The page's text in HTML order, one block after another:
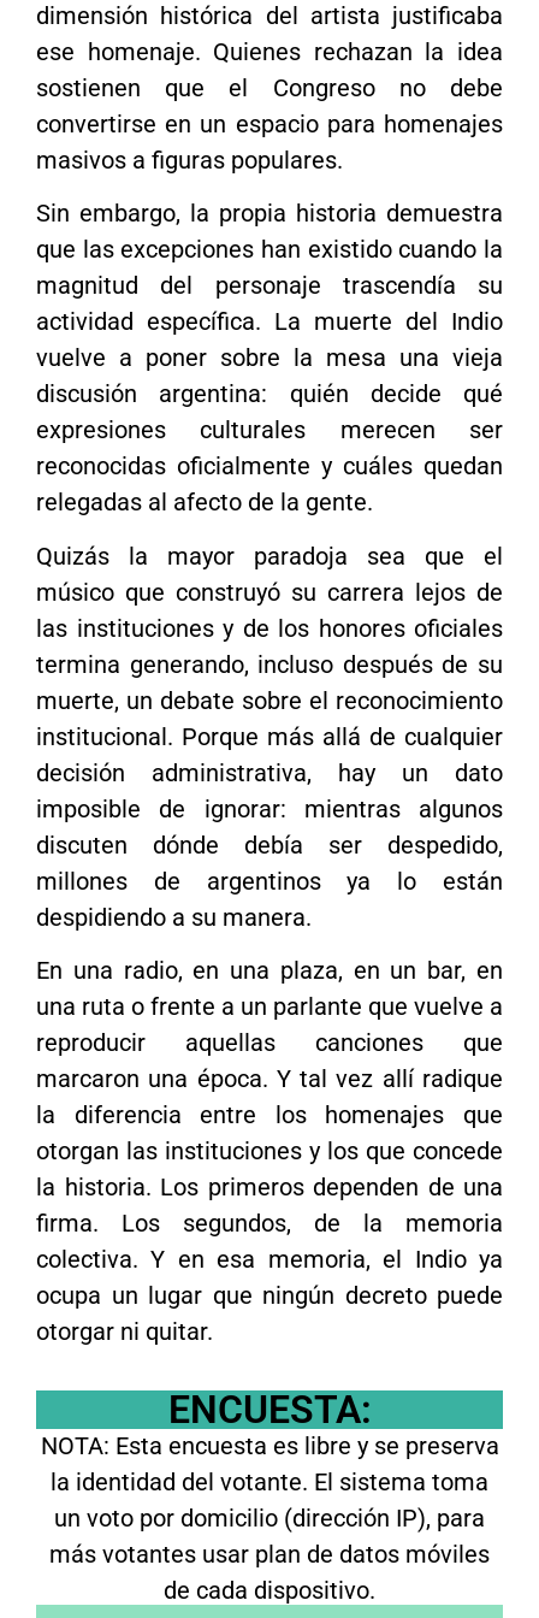
dimensión histórica del artista justificaba
ese homenaje. Quienes rechazan la idea
sostienen que el Congreso no debe
convertirse en un espacio para homenajes
masivos a figuras populares.
Sin embargo, la propia historia demuestra
que las excepciones han existido cuando la
magnitud del personaje trascendía su
actividad específica. La muerte del Indio
vuelve a poner sobre la mesa una vieja
discusión argentina: quién decide qué
expresiones culturales merecen ser
reconocidas oficialmente y cuáles quedan
relegadas al afecto de la gente.
Quizás la mayor paradoja sea que el
músico que construyó su carrera lejos de
las instituciones y de los honores oficiales
termina generando, incluso después de su
muerte, un debate sobre el reconocimiento
institucional. Porque más allá de cualquier
decisión administrativa, hay un dato
imposible de ignorar: mientras algunos
discuten dónde debía ser despedido,
millones de argentinos ya lo están
despidiendo a su manera.
En una radio, en una plaza, en un bar, en
una ruta o frente a un parlante que vuelve a
reproducir aquellas canciones que
marcaron una época. Y tal vez allí radique
la diferencia entre los homenajes que
otorgan las instituciones y los que concede
la historia. Los primeros dependen de una
firma. Los segundos, de la memoria
colectiva. Y en esa memoria, el Indio ya
ocupa un lugar que ningún decreto puede
otorgar ni quitar.
ENCUESTA:
NOTA: Esta encuesta es libre y se preserva
la identidad del votante. El sistema toma
un voto por domicilio (dirección IP), para
más votantes usar plan de datos móviles
de cada dispositivo.